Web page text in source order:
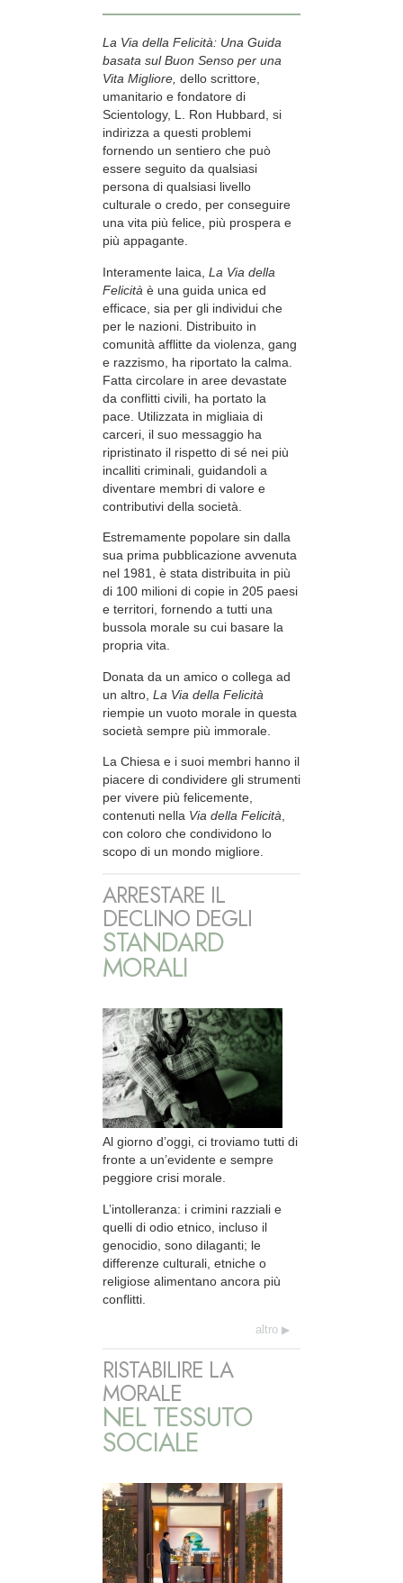
La Via della Felicità: Una Guida
basata sul Buon Senso per una
Vita Migliore, dello scrittore,
umanitario e fondatore di
Scientology, L. Ron Hubbard, si
indirizza a questi problemi
fornendo un sentiero che può
essere seguito da qualsiasi
persona di qualsiasi livello
culturale o credo, per conseguire
una vita più felice, più prospera e
più appagante.
Interamente laica, La Via della
Felicità è una guida unica ed
efficace, sia per gli individui che
per le nazioni. Distribuito in
comunità afflitte da violenza, gang
e razzismo, ha riportato la calma.
Fatta circolare in aree devastate
da conflitti civili, ha portato la
pace. Utilizzata in migliaia di
carceri, il suo messaggio ha
ripristinato il rispetto di sé nei più
incalliti criminali, guidandoli a
diventare membri di valore e
contributivi della società.
Estremamente popolare sin dalla
sua prima pubblicazione avvenuta
nel 1981, è stata distribuita in più
di 100 milioni di copie in 205 paesi
e territori, fornendo a tutti una
bussola morale su cui basare la
propria vita.
Donata da un amico o collega ad
un altro, La Via della Felicità
riempie un vuoto morale in questa
società sempre più immorale.
La Chiesa e i suoi membri hanno il
piacere di condividere gli strumenti
per vivere più felicemente,
contenuti nella Via della Felicità
con coloro che condividono lo
scopo di un mondo migliore.
ARRESTARE IL
DECLINO DEGLI
STANDARD
MORALI
Al giorno d’oggi, ci troviamo tutti di
fronte a un’evidente e sempre
peggiore crisi morale.
L’intolleranza: i crimini razziali e
quelli di odio etnico, incluso il
genocidio, sono dilaganti; le
differenze culturali, etniche o
religiose alimentano ancora più
conflitti.
altro
RISTABILIRE LA
MORALE
NEL TESSUTO
SOCIALE